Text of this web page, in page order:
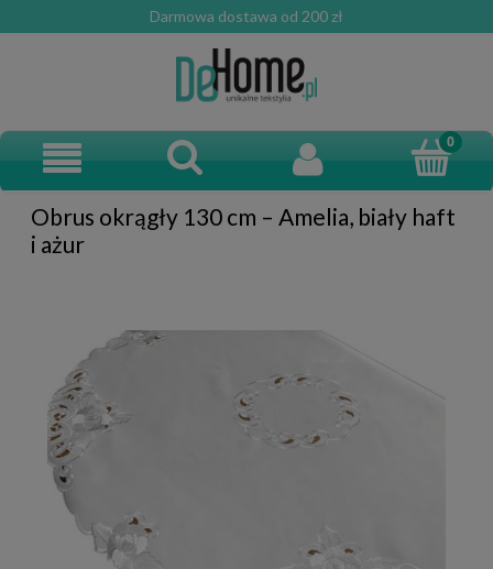
Darmowa dostawa od 200 zł
Obrus okrągły 130 cm – Amelia, biały haft
i ażur